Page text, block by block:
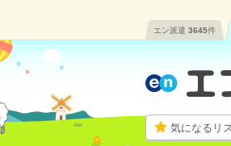
エン派遣 3645件
気になるリ